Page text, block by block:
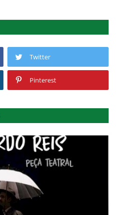
Twitter
Pinterest